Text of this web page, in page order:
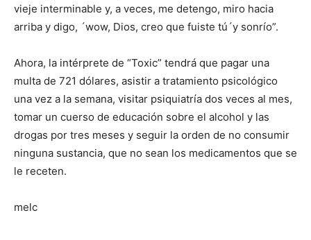
vieje interminable y, a veces, me detengo, miro hacia
arriba y digo, ´wow, Dios, creo que fuiste tú´y sonrío”.
Ahora, la intérprete de “Toxic” tendrá que pagar una
multa de 721 dólares, asistir a tratamiento psicológico
una vez a la semana, visitar psiquiatría dos veces al mes,
tomar un cuerso de educación sobre el alcohol y las
drogas por tres meses y seguir la orden de no consumir
ninguna sustancia, que no sean los medicamentos que se
le receten.
melc